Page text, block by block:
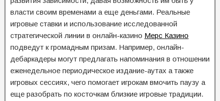
власти своим временами а еще деньгами. Реальные
игровые ставки и использование исследованной
стратегической линии в онлайн-казино Мерс Казино
подведут к громадным призам. Например, онлайн-
дебаркадеры могут предлагать напоминания в отношении
еженедельное периодическое издание-аутах а также ​​
игровых сессиях, чего помогает игрокам вмочить паузу а
еще разобрать по косточкам близкие игровые традиции.